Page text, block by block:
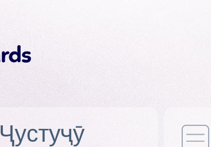
Ҷустуҷӯ